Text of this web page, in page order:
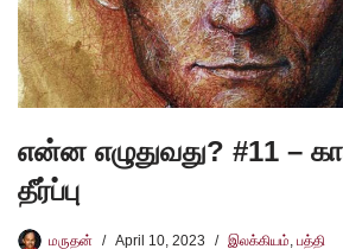
என்ன எழுதுவது? #11 –
தீர்ப்பு
மருதன் April 10, 2023 இலக்கியம் பத்தி